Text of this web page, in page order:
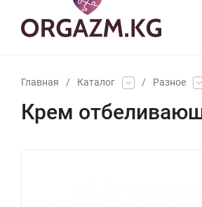
Главная / Каталог / Разное
Крем